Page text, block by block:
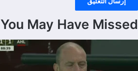
You May Have Missed